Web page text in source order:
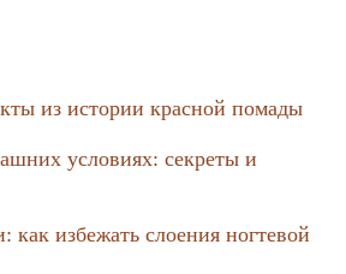
из истории красной помады
условиях: секреты и
как избежать слоения ногтевой